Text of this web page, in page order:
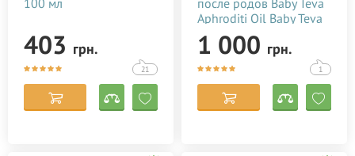
403 грн.
21
Aphroditi Oil Baby Teva
100 мл
1 000 грн.
1